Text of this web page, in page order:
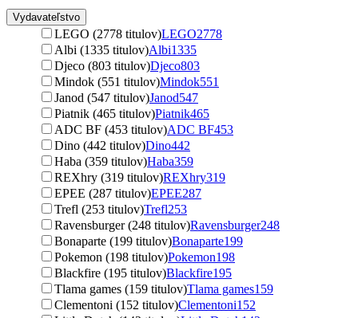
Vydavateľstvo
LEGO (2778 titulov)LEGO2778
Albi (1335 titulov)Albi1335
Djeco (803 titulov)Djeco803
Mindok (551 titulov)Mindok551
Janod (547 titulov)Janod547
Piatnik (465 titulov)Piatnik465
ADC BF (453 titulov)ADC BF453
Dino (442 titulov)Dino442
Haba (359 titulov)Haba359
REXhry (319 titulov)REXhry319
EPEE (287 titulov)EPEE287
Trefl (253 titulov)Trefl253
Ravensburger (248 titulov)Ravensburger248
Bonaparte (199 titulov)Bonaparte199
Pokemon (198 titulov)Pokemon198
Blackfire (195 titulov)Blackfire195
Tlama games (159 titulov)Tlama games159
Clementoni (152 titulov)Clementoni152